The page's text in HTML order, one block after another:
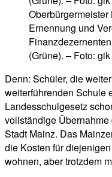
Ernennung und
(Grüne). – Foto: gik
Denn: Schüler, die
weiterführenden Schule
Landesschulgesetz
vollständige
Stadt Mainz. Das
die Kosten für
wohnen, aber trotzdem